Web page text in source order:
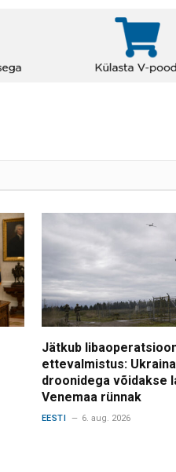
Jätkub
ettevalmistus: Ukraina
droonidega võidakse
Venemaa rünnak
EESTI 6. aug. 2026